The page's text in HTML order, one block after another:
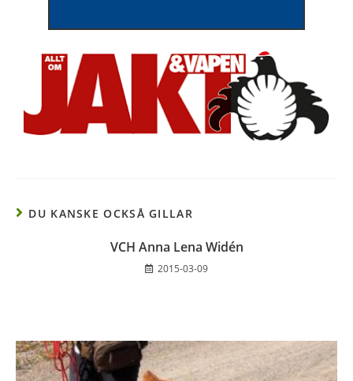
DU KANSKE OCKSÅ GILLAR
VCH Anna Lena Widén
2015-03-09